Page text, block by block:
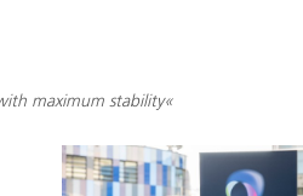
maximum stability«